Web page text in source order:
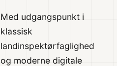
Med udgangspunkt i
klassisk
landinspektørfaglighed
og moderne digitale